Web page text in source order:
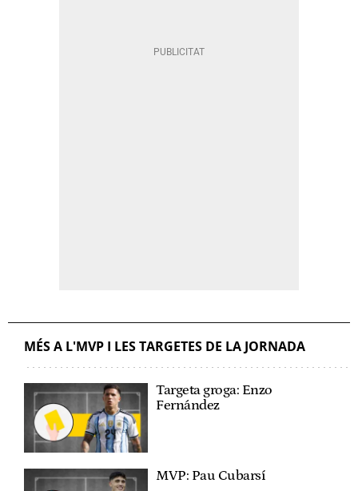
MÉS A L'MVP I LES TARGETES DE LA JORNADA
Targeta groga: Enzo
Fernández
MVP: Pau Cubarsí